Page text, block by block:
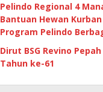
Pelindo Regional 4
Bantuan Hewan
Program Pelindo
M
Dirut BSG Revino
Tahun ke-61